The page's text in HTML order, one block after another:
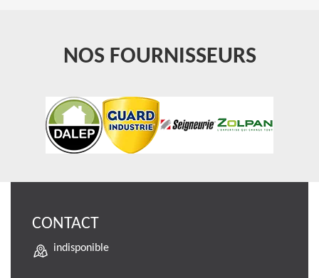
NOS FOURNISSEURS
CONTACT
indisponible